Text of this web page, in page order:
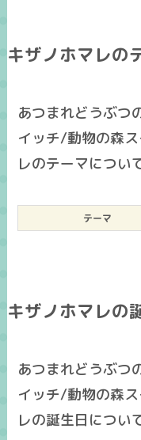
キザノホマレの
あつまれどうぶつ
イッチ/動物の森
レのテーマについ
テーマ
キザノホマレの
あつまれどうぶつ
イッチ/動物の森
レの誕生日につい